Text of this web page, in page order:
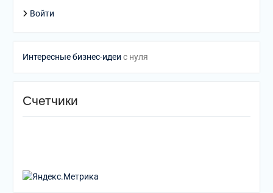
Войти
Интересные бизнес-идеи с нуля
Счетчики